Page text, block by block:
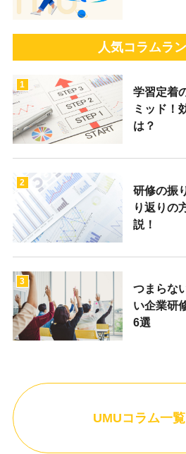
人気コラムラ
1
学習定着
ミッド！
は？
2
研修の振
り返りの
説！
3
つまらな
い企業研
6選
UMUコラム一